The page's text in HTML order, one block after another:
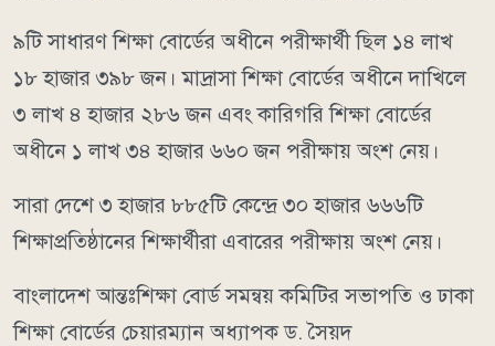
৯টি সাধারণ শিক্ষা বোর্ডের অধীনে পরীক্ষার্থী ছিল ১৪ লাখ
১৮ হাজার ৩৯৮ জন। মাদ্রাসা শিক্ষা বোর্ডের অধীনে দাখিলে
৩ লাখ ৪ হাজার ২৮৬ জন এবং কারিগরি শিক্ষা বোর্ডের
অধীনে ১ লাখ ৩৪ হাজার ৬৬০ জন পরীক্ষায় অংশ নেয়।
সারা দেশে ৩ হাজার ৮৮৫টি কেন্দ্রে ৩০ হাজার ৬৬৬টি
শিক্ষাপ্রতিষ্ঠানের শিক্ষার্থীরা এবারের পরীক্ষায় অংশ নেয়।
বাংলাদেশ আন্তঃশিক্ষা বোর্ড সমন্বয় কমিটির সভাপতি ও ঢাকা
শিক্ষা বোর্ডের চেয়ারম্যান অধ্যাপক ড. সৈয়দ